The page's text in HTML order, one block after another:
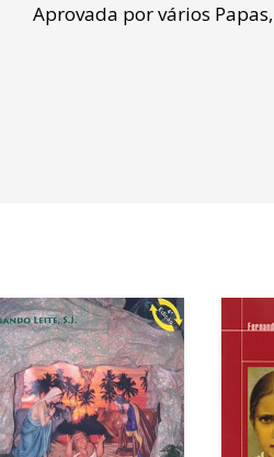
Aprovada por vários